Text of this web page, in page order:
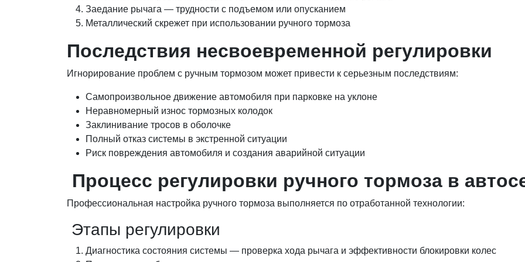
Заедание рычага — трудности с подъемом или опусканием
Металлический скрежет при использовании ручного тормоза
Последствия несвоевременной регулировки
Игнорирование проблем с ручным тормозом может привести к серьезным последствиям:
Самопроизвольное движение автомобиля при парковке на уклоне
Неравномерный износ тормозных колодок
Заклинивание тросов в оболочке
Полный отказ системы в экстренной ситуации
Риск повреждения автомобиля и создания аварийной ситуации
Процесс регулировки ручного тормоза в
Профессиональная настройка ручного тормоза выполняется по отработанной технологии:
Этапы регулировки
Диагностика состояния системы — проверка хода рычага и эффективности блокировки колес